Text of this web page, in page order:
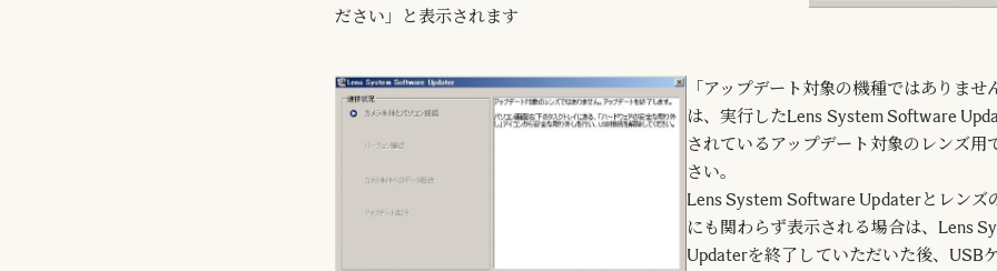
ださい」と表示されます
「アップデート対象の機種ではありま
は、実行したLens System Software
されているアップデート対象のレンズ用
さい。
Lens System Software Updaterとレンズ
にも関わらず表示される場合は、Lens
Updaterを終了していただいた後、USB